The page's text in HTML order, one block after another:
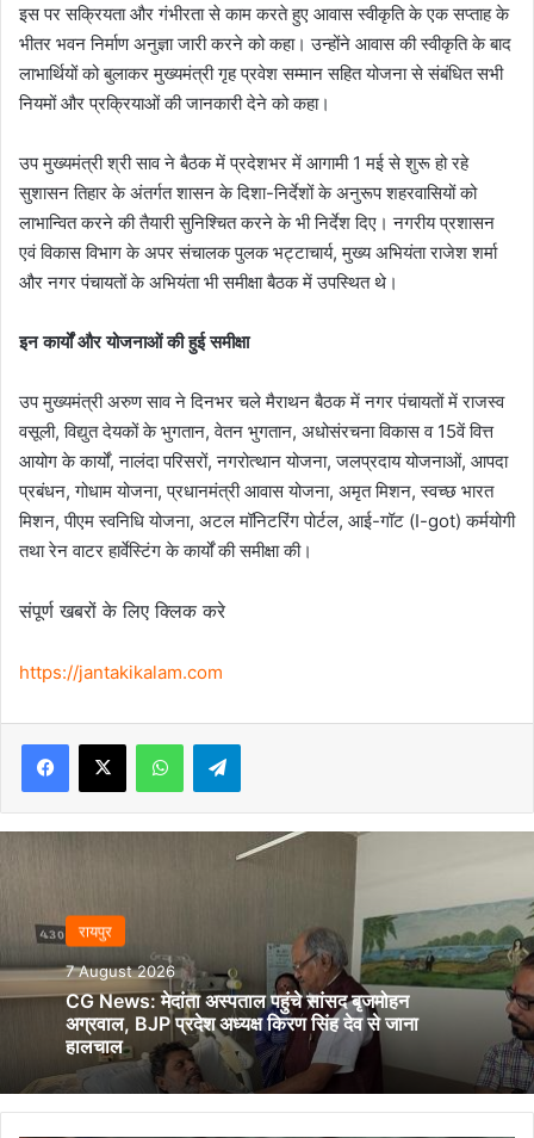
इस पर सक्रियता और गंभीरता से काम करते हुए आवास स्वीकृति के एक सप्ताह के
भीतर भवन निर्माण अनुज्ञा जारी करने को कहा। उन्होंने आवास की स्वीकृति के बाद
लाभार्थियों को बुलाकर मुख्यमंत्री गृह प्रवेश सम्मान सहित योजना से संबंधित सभी
नियमों और प्रक्रियाओं की जानकारी देने को कहा।
उप मुख्यमंत्री श्री साव ने बैठक में प्रदेशभर में आगामी 1 मई से शुरू हो रहे
सुशासन तिहार के अंतर्गत शासन के दिशा-निर्देशों के अनुरूप शहरवासियों को
लाभान्वित करने की तैयारी सुनिश्चित करने के भी निर्देश दिए। नगरीय प्रशासन
एवं विकास विभाग के अपर संचालक पुलक भट्टाचार्य, मुख्य अभियंता राजेश शर्मा
और नगर पंचायतों के अभियंता भी समीक्षा बैठक में उपस्थित थे।
इन कार्यों और योजनाओं की हुई समीक्षा
उप मुख्यमंत्री अरुण साव ने दिनभर चले मैराथन बैठक में नगर पंचायतों में राजस्व
वसूली, विद्युत देयकों के भुगतान, वेतन भुगतान, अधोसंरचना विकास व 15वें वित्त
आयोग के कार्यों, नालंदा परिसरों, नगरोत्थान योजना, जलप्रदाय योजनाओं, आपदा
प्रबंधन, गोधाम योजना, प्रधानमंत्री आवास योजना, अमृत मिशन, स्वच्छ भारत
मिशन, पीएम स्वनिधि योजना, अटल मॉनिटरिंग पोर्टल, आई-गॉट (I-got) कर्मयोगी
तथा रेन वाटर हार्वेस्टिंग के कार्यों की समीक्षा की।
संपूर्ण खबरों के लिए क्लिक करे
https://jantakikalam.com
Facebook
X WhatsAppTelegram
रायपुर
7 August 2026
CG News: मेदांता अस्पताल पहुंचे सांसद बृजमोहन
अग्रवाल, BJP प्रदेश अध्यक्ष किरण सिंह देव से जाना
हालचाल